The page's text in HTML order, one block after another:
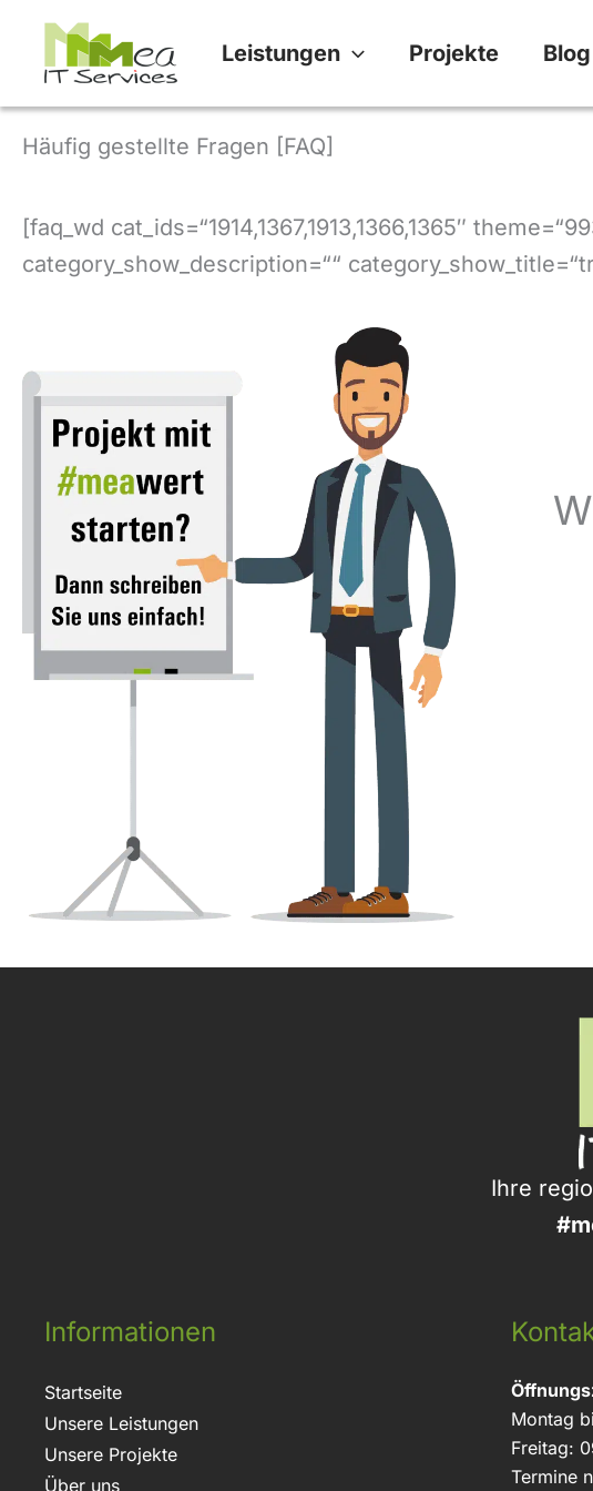
Zum
springen
Leistungen Projekte Blog
Häufig gestellte Fragen [FAQ]
[faq_wd cat_ids=“1914,1367,1913,1366,1365″
category_show_description=““
Ihre
Informationen
Startseite
Unsere Leistungen
Unsere Projekte
Über uns
Montag
Freitag:
Termine